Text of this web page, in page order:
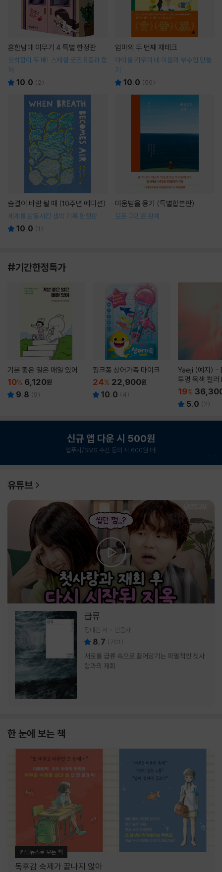
흔한남매 이무기 4 특별 한정판
오싹함이 두 배! 스페셜 굿즈 6종과 함
께
10.0 ( 2)
엄마의 두 번째 재테크
아이를 키우며 내 이름의 부수입 만들
기
10.0 (50)
숨결이 바람 될 때 (10주년 에디션)
세계를 감동시킨 생의 기록 한정판
10.0 (1 )
미움받을 용기 (특별합본판)
모든 고민은 관계
#기간한정특가
기분 좋은 일은 매일 있어
10% 6,120원
9.8 (9)
핑크퐁 상어가족 마이크
24% 22,900원
10.0 (4)
Yaeji (예지) -
투명 옥색 컬
19%
5.0 ( 2)
신규 앱 다운 시 500원
앱푸시/SMS 수신 동의 시 600원 더!
유튜브
급류
정대건 저 민음사
8.7 (701 )
서로를 급류 속으로 끌어당기는 파멸적인 첫사
랑과의 재회
한 눈에 보는 책
카드뉴스로 보는 책
독후감 숙제가 끝나지 않아